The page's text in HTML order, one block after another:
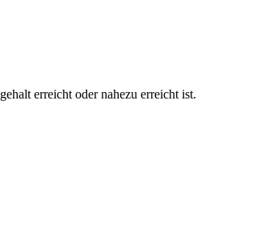
erreicht oder nahezu erreicht ist.